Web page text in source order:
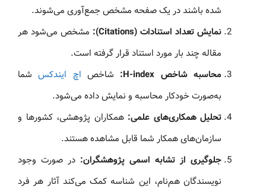
شده باشند در یک صفحه مشخص جمع‌آوری می‌شوند.
نمایش تعداد استنادات (Citations):
مشخص می‌شود هر
مقاله چند بار مورد استناد قرار گرفته است.
محاسبه شاخص H-index:
شاخص اچ ایندکسشما
به‌صورت خودکار محاسبه و نمایش داده می‌شود.
تحلیل همکاری‌های علمی: همکاران پژوهشی، کشورها و
سازمان‌های همکار شما قابل مشاهده هستند.
جلوگیری از تشابه اسمی پژوهشگران: در صورت وجود
نویسندگان هم‌نام، این شناسه کمک می‌کند آثار هر فرد